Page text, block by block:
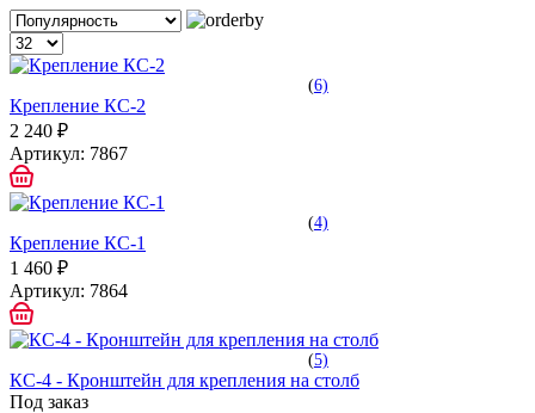
(6)
Крепление КС-2
2 240 ₽
Артикул: 7867
(4)
Крепление КС-1
1 460 ₽
Артикул: 7864
(5)
КС-4 - Кронштейн для крепления на столб
Под заказ